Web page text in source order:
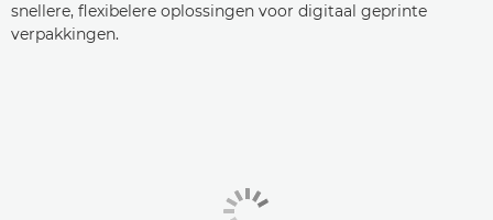
snellere, flexibelere oplossingen voor digitaal geprinte
verpakkingen.